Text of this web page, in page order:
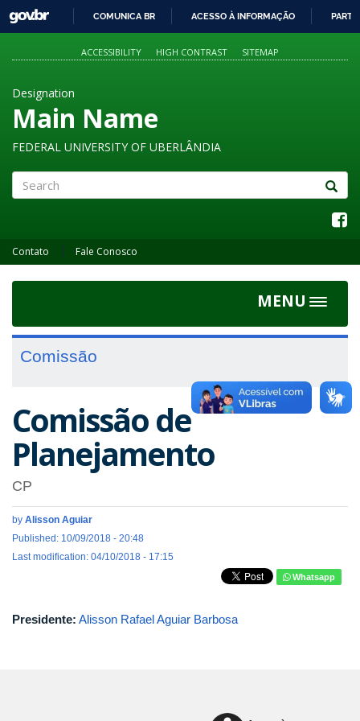
PARA
O
GOVBR
COMUNICA BR ACESSO À INFORMAÇÃO
ACCESSIBILITY HIGH CONTRAST SITEMAP
Designation
Main Name
FEDERAL UNIVERSITY OF UBERLÂNDIA
Contato Fale Conosco
MENU
Toggle
Comissão
Comissão de
Planejamento
CP
by Alisson Aguiar
Published: 10/09/2018 - 20:48
Last modification: 04/10/2018 - 17:15
Whatsapp
Presidente: Alisson Rafael Aguiar Barbosa